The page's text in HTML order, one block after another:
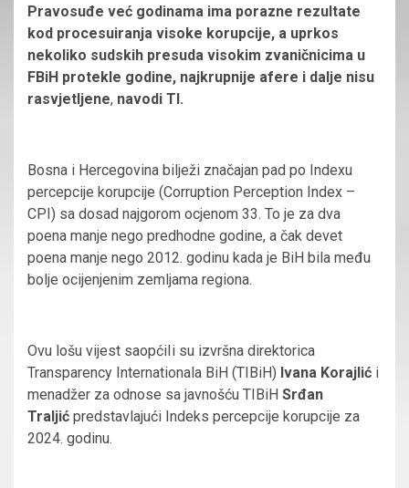
Pravosuđe već godinama ima porazne rezultate
kod procesuiranja visoke korupcije, a uprkos
nekoliko sudskih presuda visokim zvaničnicima u
FBiH protekle godine, najkrupnije afere i dalje nisu
rasvjetljene, navodi TI.
Bosna i Hercegovina bilježi značajan pad po Indexu
percepcije korupcije (Corruption Perception Index –
CPI) sa dosad najgorom ocjenom 33. To je za dva
poena manje nego predhodne godine, a čak devet
poena manje nego 2012. godinu kada je BiH bila među
bolje ocijenjenim zemljama regiona.
Ovu lošu vijest saopćiIi su izvršna direktorica
Transparency Internationala BiH (TIBiH) Ivana Korajlić i
menadžer za odnose sa javnošću TIBiH Srđan
Traljić predstavlajući Indeks percepcije korupcije za
2024. godinu.